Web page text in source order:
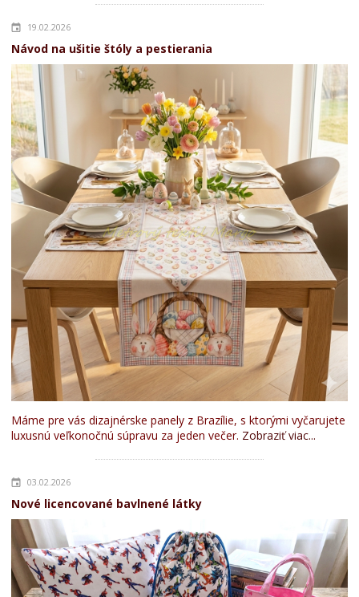
19.02.2026
Návod na ušitie štóly a pestierania
Máme pre vás dizajnérske panely z Brazílie, s ktorými vyčarujete
luxusnú veľkonočnú súpravu za jeden večer. Zobraziť viac...
03.02.2026
Nové licencované bavlnené látky